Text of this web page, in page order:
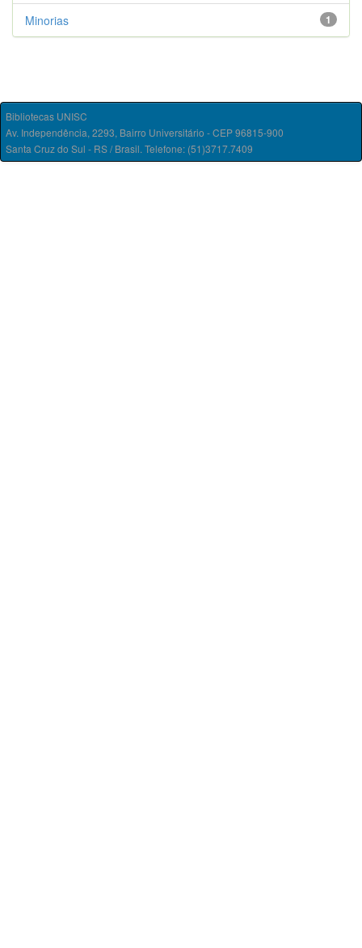
1
Minorias
Bibliotecas UNISC
Av. Independência, 2293, Bairro Universitário - CEP 96815-900
Santa Cruz do Sul - RS / Brasil. Telefone: (51)3717.7409